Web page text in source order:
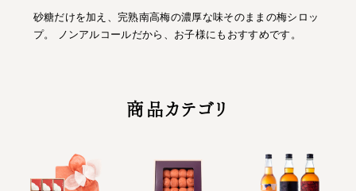
砂糖だけを加え、完熟南高梅の濃厚な味そのままの梅シロッ
プ。 ノンアルコールだから、お子様にもおすすめです。
商品カテゴリ